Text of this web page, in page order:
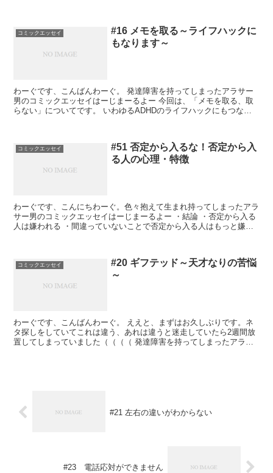
コミックエッセイ
#16 メモを取る～ライフハックに
もなります～
わーぐです、こんばんわーぐ。 発達障害を持ってしまったアラサー
男のコミックエッセイはーじまーるよー 今回は、「メモを取る、取
らない」についてです。 いわゆるADHDのライフハックにもつなが
コミックエッセイ
#51 否定から入るな！否定から入
る人の心理・特徴
わーぐです、こんにちわーぐ。色々抱えて生まれ持ってしまったアラ
サー男のコミックエッセイはーじまーるよー ・結論 ・否定から入る
人は嫌われる ・間違っていないことで否定から入る人はもっと嫌わ
コミックエッセイ
#20 ギフテッド～天才なりの苦悩
～
わーぐです、こんばんわーぐ。 ええと、まずはお久しぶりです。ネ
タ探しをしていてこれは違う、あれは違うと迷走していたら2週間放
置してしまっていました（（（（ 発達障害を持ってしまったアラサ
#21 左右の違いがわからない
#23 電話応対ができません